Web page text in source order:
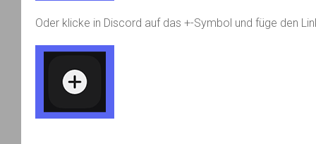
Oder klicke in Discord auf das +-Symbol und füge den